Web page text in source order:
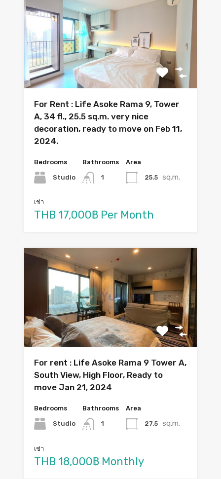
For Rent : Life Asoke Rama 9, Tower
A, 34 fl., 25.5 sq.m. very nice
decoration, ready to move on Feb 11,
2024.
Bedrooms
Studio
Bathrooms
1
Area
25.5 sq.m.
เช่า
THB 17,000฿ Per Month
For rent : Life Asoke Rama 9 Tower A,
South View, High Floor, Ready to
move Jan 21, 2024
Bedrooms
Studio
Bathrooms
1
Area
27.5 sq.m.
เช่า
THB 18,000฿ Monthly